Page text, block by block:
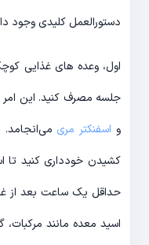
دستورالعمل کلیدی وجود
اول، وعده های غذایی
جلسه مصرف کنید. این امر
و اسفنکتر مری می‌انجامد.
کشیدن خودداری کنید تا
حداقل یک ساعت بعد از
اسید معده مانند مرکبات،